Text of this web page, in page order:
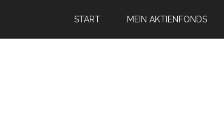
START MEIN AKTIENFONDS